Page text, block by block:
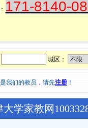
： 171-8140-
城区：
我们的教员，请先注册 ！
大学家教网